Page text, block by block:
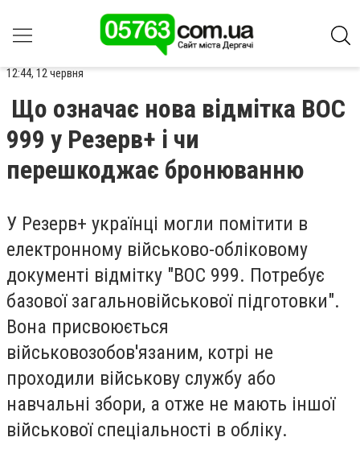
12:44, 12 червня
Що означає нова відмітка ВОС
999 у Резерв+ і чи
перешкоджає бронюванню
У Резерв+ українці могли помітити в
електронному військово-обліковому
документі відмітку "ВОС 999. Потребує
базової загальновійськової підготовки".
Вона присвоюється
військовозобов'язаним, котрі не
проходили військову службу або
навчальні збори, а отже не мають іншої
військової спеціальності в обліку.